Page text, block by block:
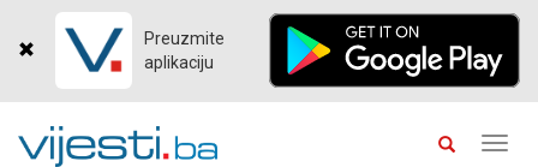
Preuzmite
aplikaciju